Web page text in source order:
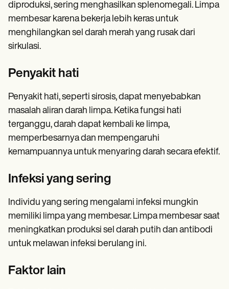
diproduksi, sering menghasilkan splenomegali. Limpa
membesar karena bekerja lebih keras untuk
menghilangkan sel darah merah yang rusak dari
sirkulasi.
Penyakit hati
Penyakit hati, seperti sirosis, dapat menyebabkan
masalah aliran darah limpa. Ketika fungsi hati
terganggu, darah dapat kembali ke limpa,
memperbesarnya dan mempengaruhi
kemampuannya untuk menyaring darah secara efektif.
Infeksi yang sering
Individu yang sering mengalami infeksi mungkin
memiliki limpa yang membesar. Limpa membesar saat
meningkatkan produksi sel darah putih dan antibodi
untuk melawan infeksi berulang ini.
Faktor lain